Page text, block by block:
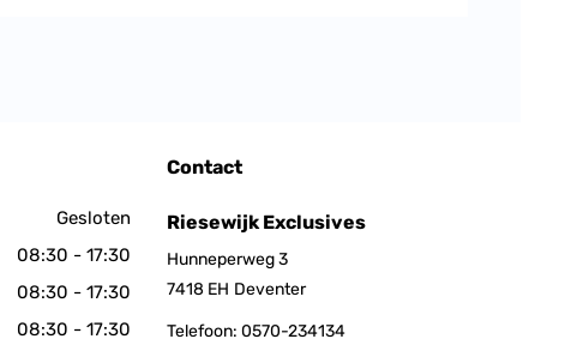
Gesloten
08:30 - 17:30
08:30 - 17:30
08:30 - 17:30
Contact
Riesewijk Exclusives
Hunneperweg 3
7418 EH Deventer
Telefoon: 0570-234134